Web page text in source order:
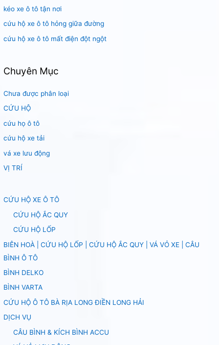
:kéo xe ô tô tận nơi
cứu hộ xe ô tô hỏng giữa đường
cứu hộ xe ô tô mất điện đột ngột
Chuyên Mục
Chưa được phân loại
CỨU HỘ
cứu họ ô tô
cứu hộ xe tải
vá xe lưu động
VỊ TRÍ
CỨU HỘ XE Ô TÔ
CỨU HỘ ẮC QUY
CỨU HỘ LỐP
BIÊN HOÀ | CỨU HỘ LỐP | CỨU HỘ ẮC QUY | VÁ VỎ XE | CÂU
BÌNH Ô TÔ
BÌNH DELKO
BÌNH VARTA
CỨU HỘ Ô TÔ BÀ RỊA LONG ĐIỀN LONG HẢI
DỊCH VỤ
CÂU BÌNH & KÍCH BÌNH ACCU